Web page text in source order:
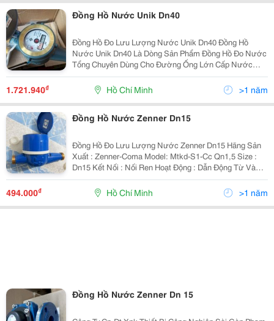
Đồng Hồ Nước Unik Dn40
Đồng Hồ Đo Lưu Lượng Nước Unik Dn40 Đồng Hồ
Nước Unik Dn40 Là Dòng Sản Phẩm Đồng Hồ Đo Nước
Tổng Chuyên Dùng Cho Đường Ống Lớn Cấp Nước
Của Các Tòa Nhà , Chung Cư , Đường Ống Nước Sạch
Chính Của Quận , Huyện Hoặc Dùng Làm Đồng Hồ Đo
Lưu Lượng Nước
1.721.940₫ Hồ Chí Minh >1 năm
Đồng Hồ Nước Zenner Dn15
Đồng Hồ Đo Lưu Lượng Nước Zenner Dn15 Hãng Sản
Xuất : Zenner-Coma Model: Mtkd-S1-Cc Qn1,5 Size :
Dn15 Kết Nối : Nối Ren Hoạt Động : Dẫn Động Từ Và
Dạng Cơ Kiểu Hiển Thị Sô Trực Tiếp : 0000,000M3 Với
Size 21, 00000M3 Với Size : 27 -
494.000₫ Hồ Chí Minh >1 năm
Đồng Hồ Nước Zenner Dn 15